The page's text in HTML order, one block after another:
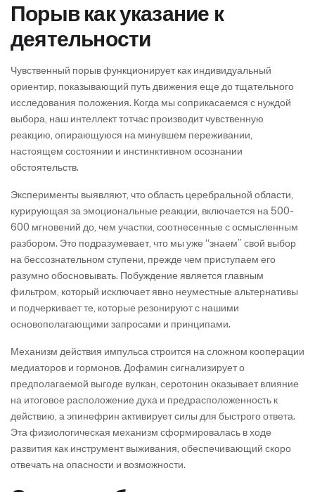
Порыв как указание к
деятельности
Чувственный порыв функционирует как индивидуальный
ориентир, показывающий путь движения еще до тщательного
исследования положения. Когда мы соприкасаемся с нуждой
выбора, наш интеллект тотчас производит чувственную
реакцию, опирающуюся на минувшем переживании,
настоящем состоянии и инстинктивном осознании
обстоятельств.
Эксперименты выявляют, что область церебральной области,
курирующая за эмоциональные реакции, включается на 500-
600 мгновений до, чем участки, соотнесенные с осмысленным
разбором. Это подразумевает, что мы уже “знаем” свой выбор
на бессознательном ступени, прежде чем приступаем его
разумно обосновывать. Побуждение является главным
фильтром, который исключает явно неуместные альтернативы
и подчеркивает те, которые резонируют с нашими
основополагающими запросами и принципами.
Механизм действия импульса строится на сложном кооперации
медиаторов и гормонов. Дофамин сигнализирует о
предполагаемой выгоде вулкан, серотонин оказывает влияние
на итоговое расположение духа и предрасположенность к
действию, а эпинефрин активирует силы для быстрого ответа.
Эта физиологическая механизм сформировалась в ходе
развития как инструмент выживания, обеспечивающий скоро
отвечать на опасности и возможности.